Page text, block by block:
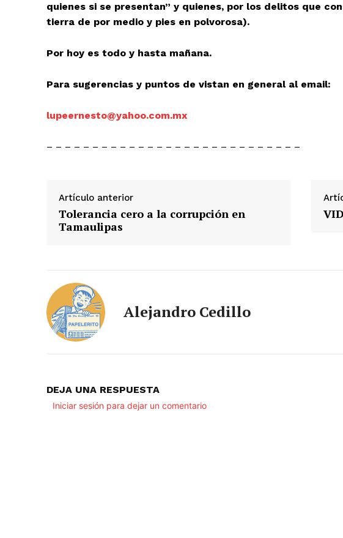
quienes si se presentan” y quienes, por los delitos que
tierra de por medio y pies en polvorosa).
Por hoy es todo y hasta mañana.
Para sugerencias y puntos de vistan en general al email:
lupeernesto@yahoo.com.mx
– – – – – – – – – – – – – – – – – – – – – – – – – – – –
Artículo anterior
Tolerancia cero a la corrupción en
Tamaulipas
Alejandro Cedillo
DEJA UNA RESPUESTA
Iniciar sesión para dejar un comentario